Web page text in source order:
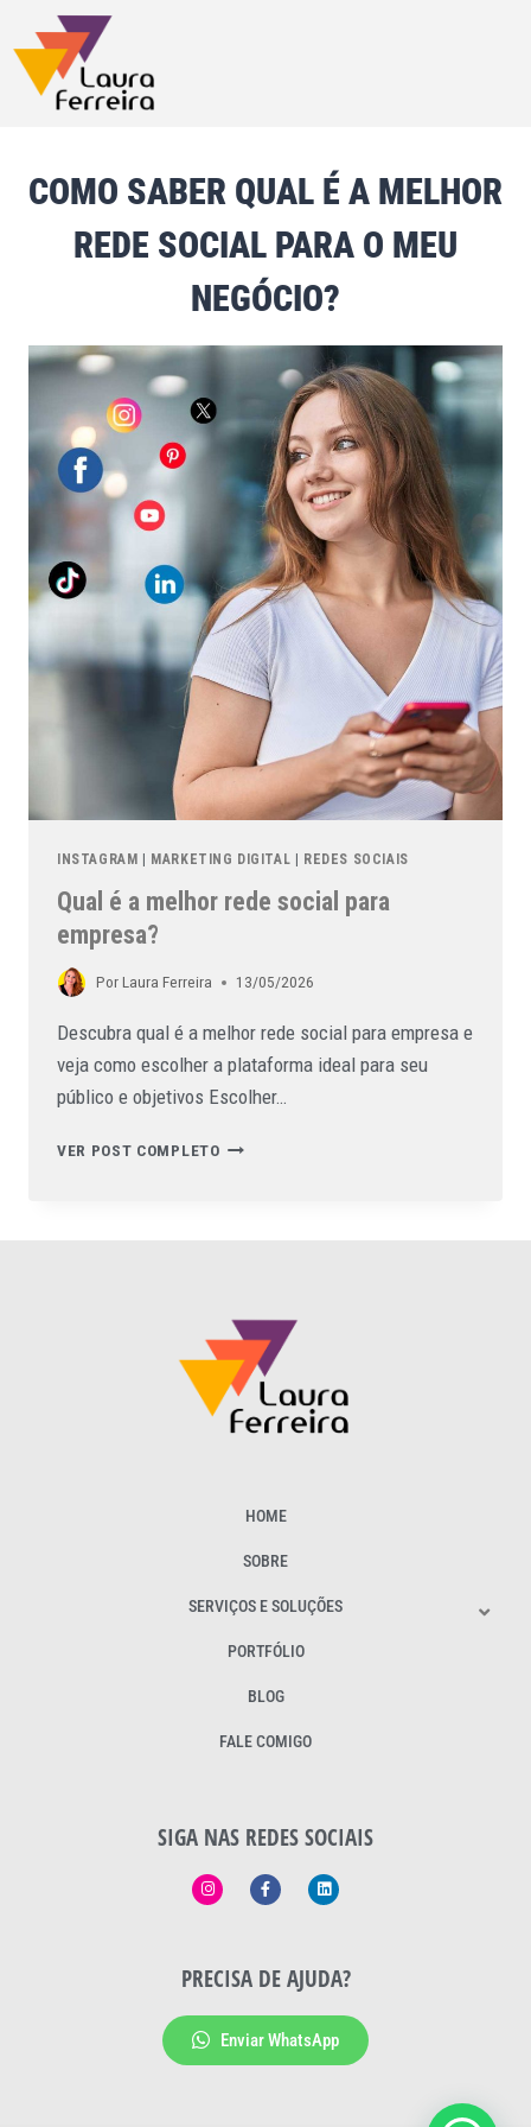
COMO SABER QUAL É A MELHOR
REDE SOCIAL PARA O MEU
NEGÓCIO?
INSTAGRAM | MARKETING DIGITAL | REDES SOCIAIS
Qual é a melhor rede social para
empresa?
PorLaura Ferreira 13/05/2026
Descubra qual é a melhor rede social para empresa e
veja como escolher a plataforma ideal para seu
público e objetivos Escolher…
VER POST COMPLETO
HOME
SOBRE
SERVIÇOS E SOLUÇÕES
PORTFÓLIO
BLOG
FALE COMIGO
SIGA NAS REDES SOCIAIS
PRECISA DE AJUDA?
Enviar WhatsApp